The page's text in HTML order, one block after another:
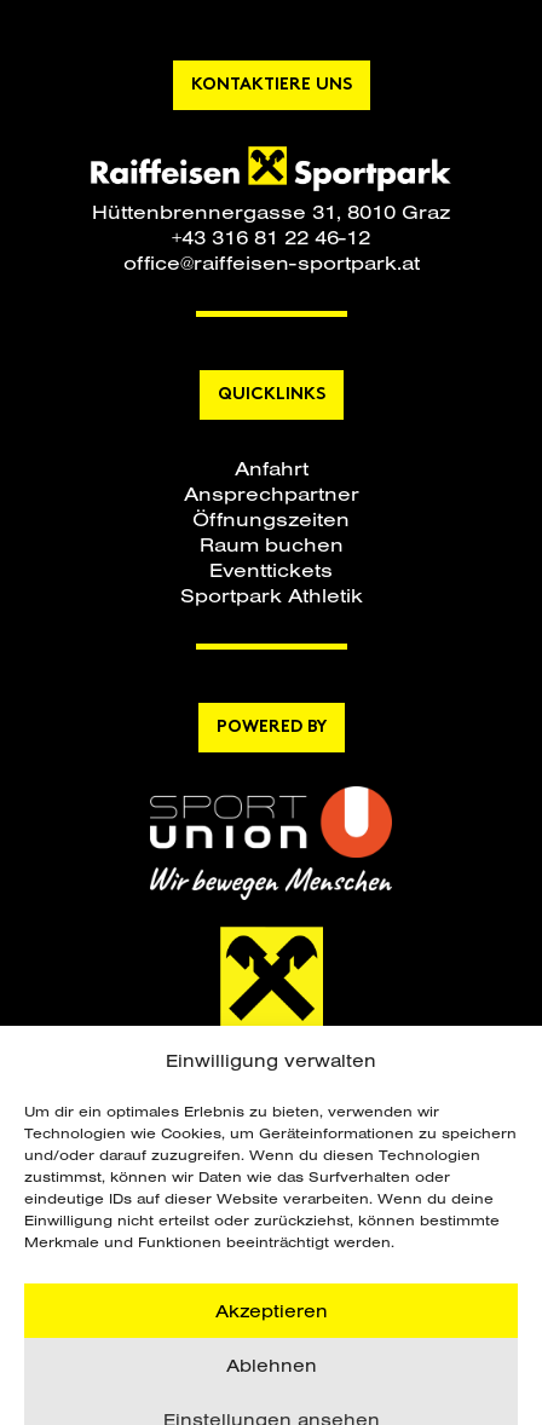
Einwilligung verwalten
Um dir ein optimales Erlebnis zu bieten, verwenden wir
Technologien wie Cookies, um Geräteinformationen zu speichern
und/oder darauf zuzugreifen. Wenn du diesen Technologien
zustimmst, können wir Daten wie das Surfverhalten oder
eindeutige IDs auf dieser Website verarbeiten. Wenn du deine
Einwilligung nicht erteilst oder zurückziehst, können bestimmte
Merkmale und Funktionen beeinträchtigt werden.
Akzeptieren
Ablehnen
Einstellungen ansehen
KONTAKTIERE UNS
Hüttenbrennergasse 31, 8010 Graz
+43 316 81 22 46-12
office@raiffeisen-sportpark.at
QUICKLINKS
Anfahrt
Ansprechpartner
Öffnungszeiten
Raum buchen
Eventtickets
Sportpark Athletik
POWERED BY
Copyright ©2026 Sportunion Steiermark. Alle
Rechte vorbehalten. Webdesign by
DATENSCHUTZ
IMPRESSUM